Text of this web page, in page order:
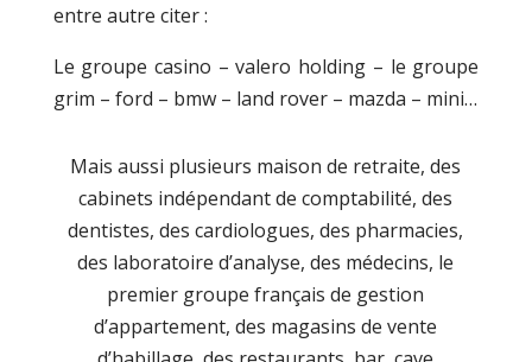
entre autre citer :
Le groupe casino – valero holding – le groupe
grim – ford – bmw – land rover – mazda – mini…
Mais aussi plusieurs maison de retraite, des
cabinets indépendant de comptabilité, des
dentistes, des cardiologues, des pharmacies,
des laboratoire d’analyse, des médecins, le
premier groupe français de gestion
d’appartement, des magasins de vente